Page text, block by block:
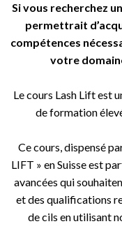
Si vous recherchez
permettrait
compétences
votre
Le cours Lash Lift est
de formation
Ce cours, dispensé
LIFT » en Suisse est
avancées qui
et des qualifications
de cils en utilisant